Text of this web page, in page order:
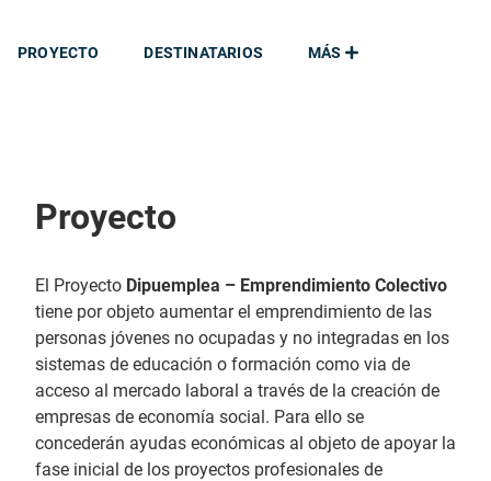
MÁS
PROYECTO DESTINATARIOS
Proyecto
El Proyecto Dipuemplea – Emprendimiento Colectivo
tiene por objeto aumentar el emprendimiento de las
personas jóvenes no ocupadas y no integradas en los
sistemas de educación o formación como via de
acceso al mercado laboral a través de la creación de
empresas de economía social. Para ello se
concederán ayudas económicas al objeto de apoyar la
fase inicial de los proyectos profesionales de